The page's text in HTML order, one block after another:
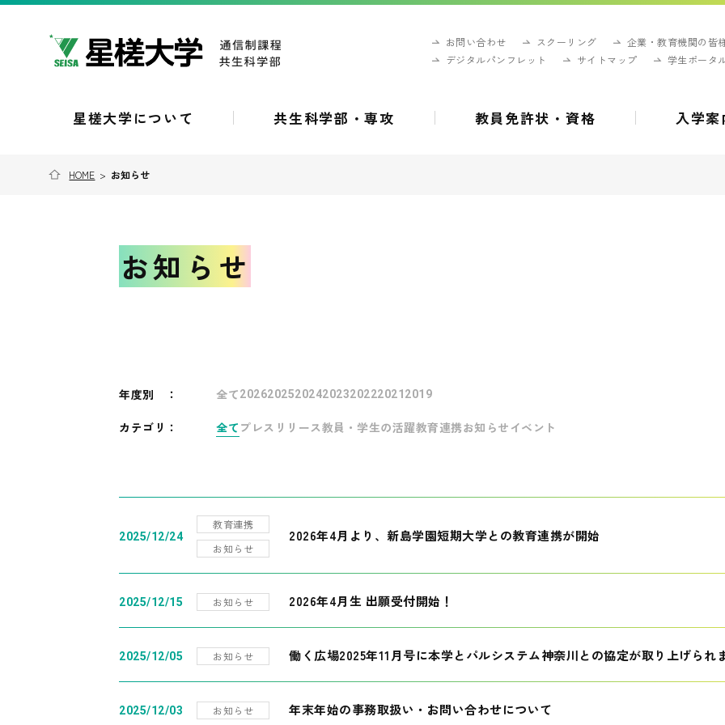
お問い合わせ スクーリング
企業・教育機関の皆
デジタルパンフレット
サイトマップ 学生ポータ
星槎大学について 共生科学部・専攻 教員免許状・資格 入学案
HOME > お知らせ
お知らせ
年度別 ： 全て202620252024202320222021 2019
カテゴリ： 全て プレスリリース教員・学生の活躍教育連携お知らせ イベント
2025/12/24
教育連携
お知らせ
2026年4月より、新島学園短期大学との教育連携が開始
2025/12/15 お知らせ 2026年4月生 出願受付開始！
2025/12/05 お知らせ 働く広場2025年11月号に本学とパルシステム神奈川との協定が取り上げられ
2025/12/03 お知らせ 年末年始の事務取扱い・お問い合わせについて